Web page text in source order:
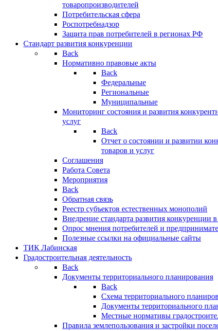
товаропроизводителей
Потребительская сфера
Роспотребнадзор
Защита прав потребителей в регионах РФ
Стандарт развития конкуренции
Back
Нормативно правовые акты
Back
Федеральные
Региональные
Муниципальные
Мониторинг состояния и развития
услуг
Back
Отчет о состоянии и развитии
товаров и услуг
Соглашения
Работа Совета
Мероприятия
Back
Обратная связь
Реестр субъектов естественных монополий
Внедрение стандарта развития конкуренции
Опрос мнения потребителей и
Полезные ссылки на официальные сайты
ТИК Лабинская
Градостроительная деятельность
Back
Документы территориального планирования
Back
Схема территориального
Документы территориального
Местные нормативы
Правила землепользования и застройки